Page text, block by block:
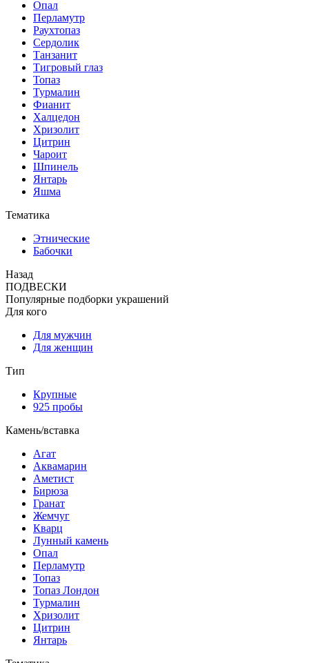
Опал
Перламутр
Раухтопаз
Сердолик
Танзанит
Тигровый глаз
Топаз
Турмалин
Фианит
Халцедон
Хризолит
Цитрин
Чароит
Шпинель
Янтарь
Яшма
Тематика
Этнические
Бабочки
Назад
ПОДВЕСКИ
Популярные подборки украшений
Для кого
Для мужчин
Для женщин
Тип
Крупные
925 пробы
Камень/вставка
Агат
Аквамарин
Аметист
Бирюза
Гранат
Жемчуг
Кварц
Лунный камень
Опал
Перламутр
Топаз
Топаз Лондон
Турмалин
Хризолит
Цитрин
Янтарь